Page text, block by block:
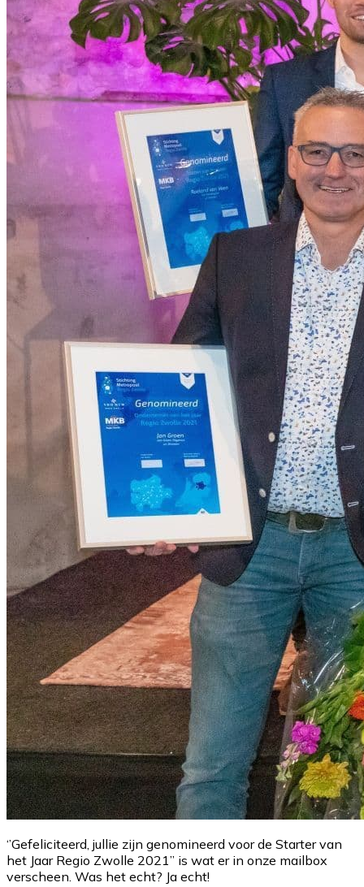
‘’Gefeliciteerd, jullie zijn genomineerd voor de Starter van
het Jaar Regio Zwolle 2021’’ is wat er in onze mailbox
verscheen. Was het echt? Ja echt!